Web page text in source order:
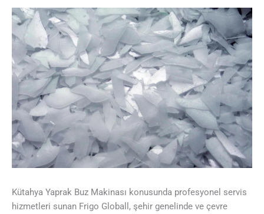
Kütahya Yaprak Buz Makinası konusunda profesyonel servis
hizmetleri sunan Frigo Globall, şehir genelinde ve çevre